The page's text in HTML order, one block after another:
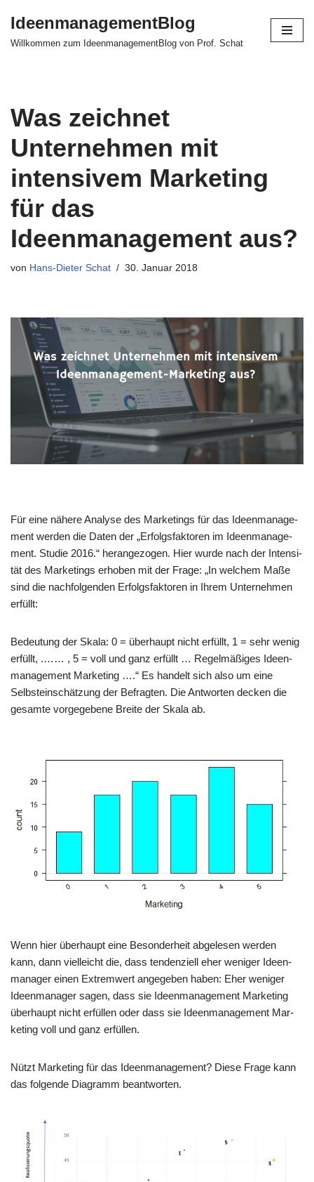
Zum
IdeenmanagementBlog
Willkommen zum IdeenmanagementBlog von Prof. Schat
Was zeichnet
Unternehmen mit
intensivem Marketing
für das
Ideenmanagement aus?
von Hans-Dieter Schat 30. Januar 2018
Für eine nähe­re Ana­ly­se des Mar­ke­tings für das Ideen­ma­nage­
ment wer­den die Daten der „Erfolgs­fak­to­ren im Ideen­ma­nage­
ment. Stu­die 2016.“ her­an­ge­zo­gen. Hier wur­de nach der Inten­si­
tät des Mar­ke­tings erho­ben mit der Fra­ge: „In wel­chem Maße
sind die nach­fol­gen­den Erfolgs­fak­to­ren in Ihrem Unter­neh­men
erfüllt:
Bedeu­tung der Ska­la: 0 = über­haupt nicht erfüllt, 1 = sehr wenig
erfüllt, .…… , 5 = voll und ganz erfüllt … Regel­mä­ßi­ges Ideen­
ma­nage­ment Mar­ke­ting ….“ Es han­delt sich also um eine
Selbst­ein­schät­zung der Befrag­ten. Die Ant­wor­ten decken die
gesam­te vor­ge­ge­be­ne Brei­te der Ska­la ab.
Wenn hier über­haupt eine Beson­der­heit abge­le­sen wer­den
kann, dann viel­leicht die, dass ten­den­zi­ell eher weni­ger Ideen­
ma­na­ger einen Extrem­wert ange­ge­ben haben: Eher weni­ger
Ideen­ma­na­ger sagen, dass sie Ideen­ma­nage­ment Mar­ke­ting
über­haupt nicht erfül­len oder dass sie Ideen­ma­nage­ment Mar­
ke­ting voll und ganz erfüllen.
Nützt Mar­ke­ting für das Ideen­ma­nage­ment? Die­se Fra­ge kann
das fol­gen­de Dia­gramm beantworten.